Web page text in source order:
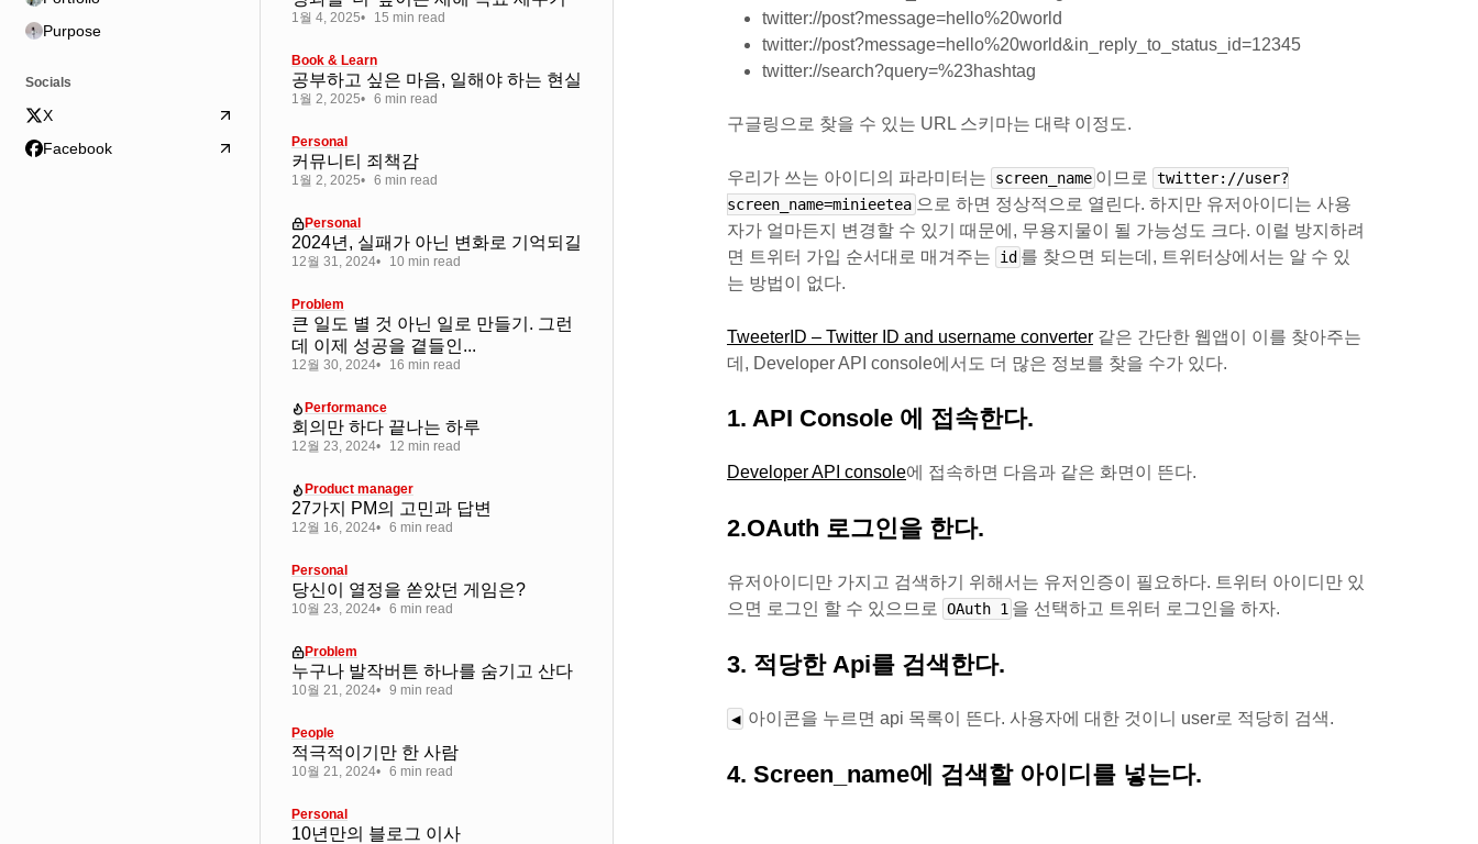
Purpose
Socials
X
Facebook
twitter://post?message=hello%20world
twitter://post?message=hello%20world&in_reply_to_status_id=12345
twitter://search?query=%23hashtag
구글링으로 찾을 수 있는 URL 스키마는 대략 이정도.
우리가 쓰는 아이디의 파라미터는 screen_name 이므로
twitter://user?
screen_name=minieetea 으로 하면 정상적으로 열린다. 하지만 유저아이디는 사용
자가 얼마든지 변경할 수 있기 때문에, 무용지물이 될 가능성도 크다. 이럴 방지하려
면 트위터 가입 순서대로 매겨주는
id 를 찾으면 되는데, 트위터상에서는 알 수 있
는 방법이 없다.
TweeterID – Twitter ID and username converter 같은 간단한 웹앱이 이를 찾아주는
데, Developer API console에서도 더 많은 정보를 찾을 수가 있다.
1. API Console 에 접속한다.
Developer API console에 접속하면 다음과 같은 화면이 뜬다.
2.OAuth 로그인을 한다.
유저아이디만 가지고 검색하기 위해서는 유저인증이 필요하다. 트위터 아이디만 있
으면 로그인 할 수 있으므로
OAuth 1 을 선택하고 트위터 로그인을 하자.
3. 적당한 Api를 검색한다.
◀︎ 아이콘을 누르면 api 목록이 뜬다. 사용자에 대한 것이니 user로 적당히 검색.
4. Screen_name에 검색할 아이디를 넣는다.
1월 4, 2025 15 min read
Book & Learn
공부하고 싶은 마음, 일해야 하는 현실
1월 2, 2025 6 min read
Personal
커뮤니티 죄책감
1월 2, 2025 6 min read
Personal
2024년, 실패가 아닌 변화로 기억되길
12월 31, 2024 10 min read
Problem
큰 일도 별 것 아닌 일로 만들기. 그런
데 이제 성공을 곁들인...
12월 30, 2024 16 min read
Performance
회의만 하다 끝나는 하루
12월 23, 2024 12 min read
Product manager
27가지 PM의 고민과 답변
12월 16, 2024 6 min read
Personal
당신이 열정을 쏟았던 게임은?
10월 23, 2024 6 min read
Problem
누구나 발작버튼 하나를 숨기고 산다
10월 21, 2024 9 min read
People
적극적이기만 한 사람
10월 21, 2024 6 min read
Personal
10년만의 블로그 이사